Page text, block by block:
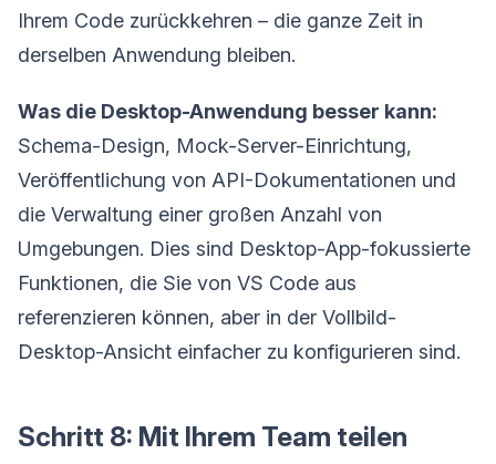
Ihrem Code zurückkehren – die ganze Zeit in
derselben Anwendung bleiben.
Was die Desktop-Anwendung besser kann:
Schema-Design, Mock-Server-Einrichtung,
Veröffentlichung von API-Dokumentationen und
die Verwaltung einer großen Anzahl von
Umgebungen. Dies sind Desktop-App-fokussierte
Funktionen, die Sie von VS Code aus
referenzieren können, aber in der Vollbild-
Desktop-Ansicht einfacher zu konfigurieren sind.
Schritt 8: Mit Ihrem Team teilen